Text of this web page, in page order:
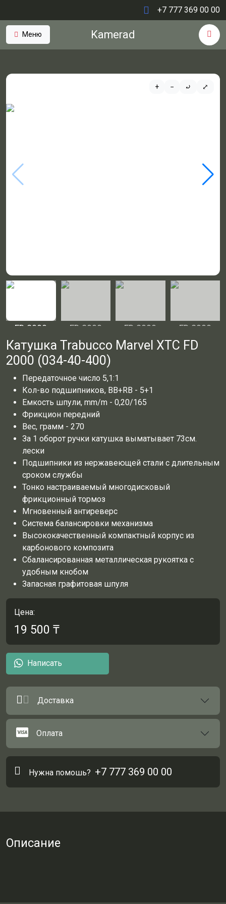
+7 777 369 00 00
Меню Kamerad
+ − ⤾ ⤢
Катушка Trabucco Marvel XTC FD
2000 (034-40-400)
Передаточное число 5,1:1
Кол-во подшипников, BB+RB - 5+1
Емкость шпули, mm/m - 0,20/165
Фрикцион передний
Вес, грамм - 270
За 1 оборот ручки катушка выматывает 73см.
лески
Подшипники из нержавеющей стали с длительным
сроком службы
Тонко настраиваемый многодисковый
фрикционный тормоз
Мгновенный антиреверс
Система балансировки механизма
Высококачественный компактный корпус из
карбонового композита
Сбалансированная металлическая рукоятка с
удобным кнобом
Запасная графитовая шпуля
Цена:
19 500 ₸
Написать
Доставка
Оплата
Нужна помошь? +7 777 369 00 00
Описание